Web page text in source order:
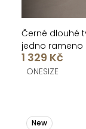
Černé dlouhé
jedno rameno
1 329 Kč
ONESIZE
New